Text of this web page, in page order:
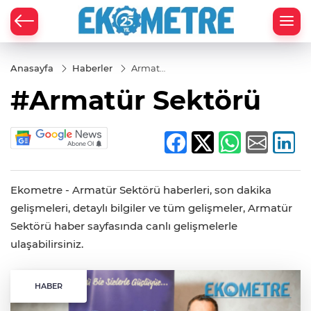
Anasayfa Haberler
Armatür
#Armatür Sektörü
Ekometre - Armatür Sektörü haberleri, son dakika
gelişmeleri, detaylı bilgiler ve tüm gelişmeler, Armatür
Sektörü haber sayfasında canlı gelişmelerle
ulaşabilirsiniz.
HABER